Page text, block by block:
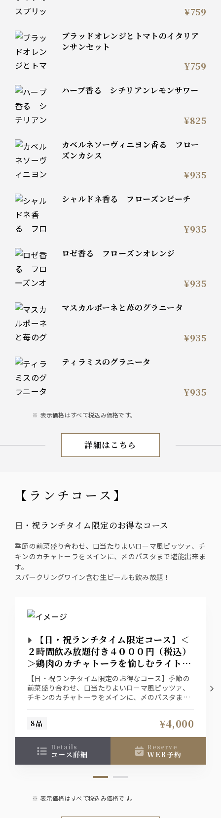
¥759
ブラッドオレンジとトマトのイタリア
ンサンセット
¥759
ハーブ香る シチリアンレモンサワー
¥825
カベルネソーヴィニヨン香る フロー
ズンカシス
¥935
シャルドネ香る フローズンピーチ
¥935
ロゼ香る フローズンオレンジ
¥935
マスカルポーネと苺のグラニータ
¥935
ティラミスのグラニータ
¥935
表示価格はすべて税込み価格です。
【ドリンク】
詳細はこちら
【ランチコース】
日・祝ランチタイム限定のお得なコース
季節の前菜盛り合わせ、口当たりよいローマ風ピッツァ、チ
キンのカチャトーラをメインに、〆のパスタまで堪能出来ま
す。
スパークリングワイン含む生ビールも飲み放題！
【日・祝ランチタイム限定コース】＜
２時間飲み放題付き４０００円（税込）
＞鶏肉のカチャトーラを愉しむライトプ
ラン
【日・祝ランチタイム限定のお得なコース】季節の
前菜盛り合わせ、口当たりよいローマ風ピッツァ、
チキンのカチャトーラをメインに、〆のパスタまで
8品 ¥4,000
details
コース詳細
reserve
WEB予約
表示価格はすべて税込み価格です。